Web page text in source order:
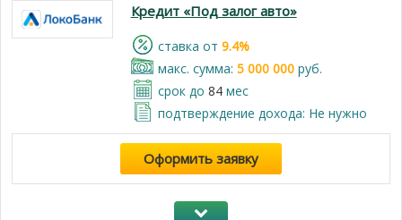
Кредит «Под залог авто»
cтавка от 9.4%
макс. сумма: 5 000 000руб.
срок до 84мес
подтверждение дохода: Не нужно
Оформить заявку